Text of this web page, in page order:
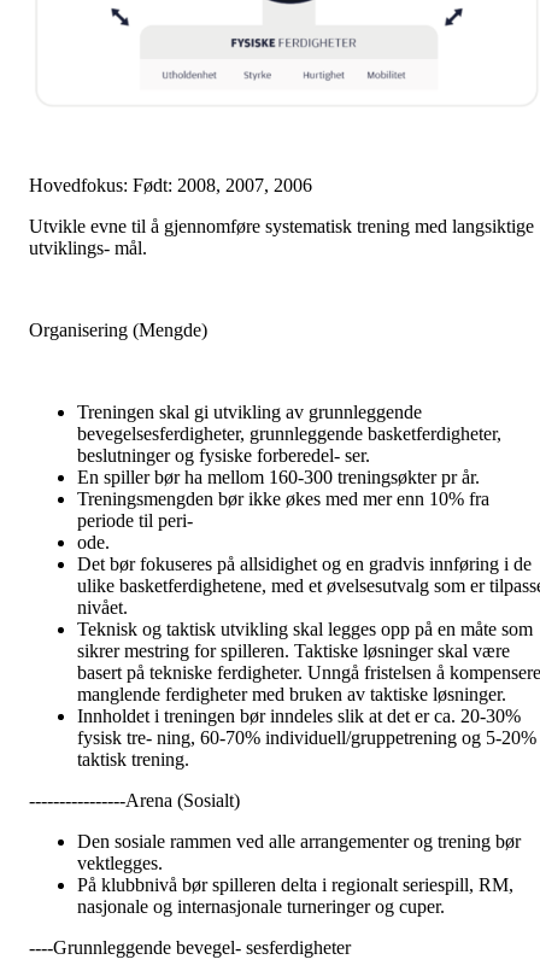
Hovedfokus: Født: 2008, 2007, 2006
Utvikle evne til å gjennomføre systematisk trening med langsiktige
utviklings- mål.
Organisering (Mengde)
Treningen skal gi utvikling av grunnleggende
bevegelsesferdigheter, grunnleggende basketferdigheter,
beslutninger og fysiske forberedel- ser.
En spiller bør ha mellom 160-300 treningsøkter pr år.
Treningsmengden bør ikke økes med mer enn 10% fra
periode til peri-
ode.
Det bør fokuseres på allsidighet og en gradvis innføring i de
ulike basketferdighetene, med et øvelsesutvalg som er
nivået.
Teknisk og taktisk utvikling skal legges opp på en måte som
sikrer mestring for spilleren. Taktiske løsninger skal være
basert på tekniske ferdigheter. Unngå fristelsen å kompensere
manglende ferdigheter med bruken av taktiske løsninger.
Innholdet i treningen bør inndeles slik at det er ca. 20-30%
fysisk tre- ning, 60-70% individuell/gruppetrening og 5-20%
taktisk trening.
----------------Arena (Sosialt)
Den sosiale rammen ved alle arrangementer og trening bør
vektlegges.
På klubbnivå bør spilleren delta i regionalt seriespill, RM,
nasjonale og internasjonale turneringer og cuper.
----Grunnleggende bevegel- sesferdigheter